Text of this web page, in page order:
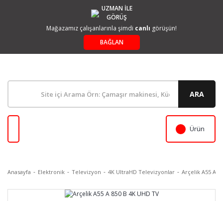
UZMAN İLE
GÖRÜŞ
Mağazamız çalışanlarınla şimdi canlı görüşün!
BAĞLAN
ARA
Ürün
Anasayfa Elektronik Televizyon 4K UltraHD Televizyonlar Arçelik A55 A